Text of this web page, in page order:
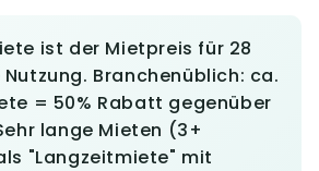
ist der Mietpreis für 28
Branchenüblich: ca.
= 50% Rabatt gegenüber
lange Mieten (3+
"Langzeitmiete" mit